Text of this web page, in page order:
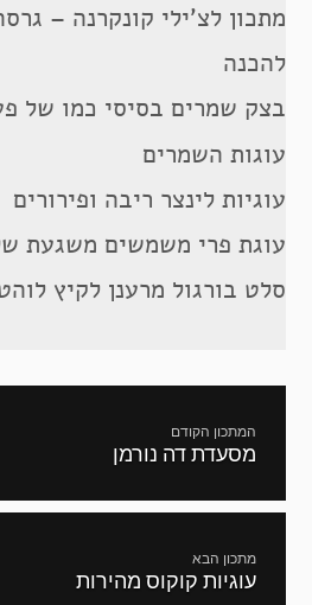
מתכון לצ’ילי קונקרנה –
להכנה
בצק שמרים בסיסי כמו של
עוגות השמרים
עוגיות לינצר ריבה ופירורים
עוגת פרי משמשים משגעת
סלט בורגול מרענן לקיץ
המתכון הקודם
מתכון
מסעדת דה נורמן
מתכון הבא
המתכון
עוגיות קוקוס מהירות